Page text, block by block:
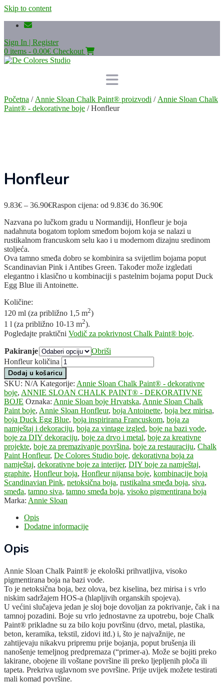
Skip to content
Sign In | Register
0 items - 0.00€ Checkout
Početna / Annie Sloan Chalk Paint® proizvodi / Annie Sloan Chalk
Paint® - dekorativne boje / Honfleur
Honfleur
9.83€ – 36.90€Raspon cijena: od 9.83€ do 36.90€
Nazvana po lučkom gradu u Normandiji, Honfleur je boja
nadahnuta bogatom toplom smeđom bojom koja se nalazi u
rustikalnom francuskom selu kao i u modernom dizajnu sredinom
stoljeća.
Ova tamno smeđa dobro se kombinira sa svijetlim bojama poput
Scandinavian Pink i Antibes Green. Također može izgledati
elegantno i klasično u kombinaciji s pastelnim bojama poput Duck
Egg Blue ili Antoinette.
Količine:
120 ml (za približno 1,5 m2)
1 l (za približno 10-13 m2).
Pogledajte praktični Vodič za pokrivnost Chalk Paint® boje.
Pakiranje
Obriši
Honfleur količina
Dodaj u košaricu
SKU: N/A Kategorije: Annie Sloan Chalk Paint® - dekorativne
boje, ANNIE SLOAN CHALK PAINT® - DEKORATIVNE
BOJE Oznaka: Annie Sloan boje Hrvatska, Annie Sloan Chalk
Paint boje, Annie Sloan Honfleur, boja Antoinette, boja bez mirisa,
boja Duck Egg Blue, boja inspirirana Francuskom, boja za
namještaj i dekoraciju, boja za vintage izgled, boje na bazi vode,
boje za DIY dekoraciju, boje za drvo i metal, boje za kreativne
projekte, boje za premazivanje površina, boje za restauraciju, Chalk
Paint Honfleur, De Colores Studio boje, dekorativna boja za
namještaj, dekorativne boje za interijer, DIY boje za namještaj,
graphite, Honfleur boja, Honfleur nijansa boje, kombinacije boja
Scandinavian Pink, netoksična boja, rustikalna smeđa boja, siva,
smeđa, tamno siva, tamno smeđa boja, visoko pigmentirana boja
Marka: Annie Sloan
Opis
Dodatne informacije
Opis
Annie Sloan Chalk Paint® je ekološki prihvatljiva, visoko
pigmentirana boja na bazi vode.
To je netoksična boja, bez olova, bez kiselina, bez mirisa i s vrlo
niskim sadržajem HOS-a (hlapljivih organskih spojeva).
U većini slučajeva jedan je sloj boje dovoljan za pokrivanje, čak i na
tamnoj pozadini. Boje su vrlo jednostavne za upotrebu, boje Chalk
Paint® prikladne su za bilo koju površinu (drvo, metal, plastika,
beton, keramika, tekstil, zidovi itd.) i, što je najvažnije, ne
zahtijevaju nikakvu pripremu prije bojanja, poput brušenja ili
nanošenje temeljnog predpremaza (“primer-a). Može se bojiti preko
lakirane, obojene ili voštane površine ili preko ljepljenih ploča ili
tapeta. Prekriva uglavnom sve površine. Prije uvijek možete testirati
mali komad površine.